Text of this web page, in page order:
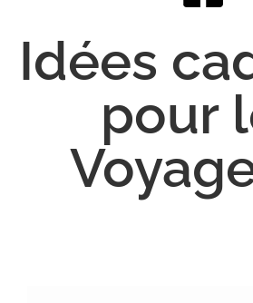
Idées
pour